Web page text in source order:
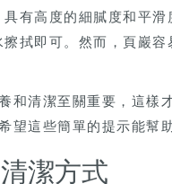
具有高度的細膩度和平
拭即可。然而，頁巖
和清潔至關重要，這樣
望這些簡單的提示能幫
潔方式